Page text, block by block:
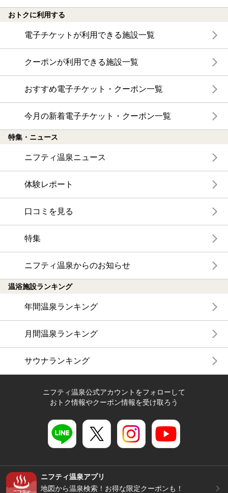
おトクに利用する
電子チケットが利用できる施設一覧
クーポンが利用できる施設一覧
おすすめ電子チケット・クーポン一覧
今月の新着電子チケット・クーポン一覧
特集・ニュース
ニフティ温泉ニュース
体験レポート
口コミを見る
特集
ニフティ温泉からのお知らせ
温浴施設ランキング
年間温泉ランキング
月間温泉ランキング
サウナランキング
ニフティ温泉公式アカウントをフォローして
おトク情報やクーポン情報を受け取ろう
ニフティ温泉アプリ
地図から温泉検索！お得な限定クーポンも！